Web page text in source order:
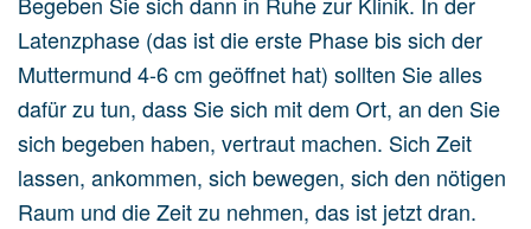
Latenzphase (das ist die erste Phase bis sich der
Muttermund 4-6 cm geöffnet hat) sollten Sie alles
dafür zu tun, dass Sie sich mit dem Ort, an den Sie
sich begeben haben, vertraut machen. Sich Zeit
lassen, ankommen, sich bewegen, sich den nötigen
Raum und die Zeit zu nehmen, das ist jetzt dran.